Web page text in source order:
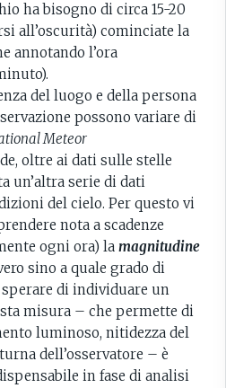
ha bisogno di circa 15-20
all’oscurità) cominciate la
annotando l’ora
del luogo e della persona
possono variare di
Meteor
oltre ai dati sulle stelle
un’altra serie di dati
del cielo. Per questo vi
nota a scadenze
ogni ora) la magnitudine
sino a quale grado di
di individuare un
misura – che permette di
luminoso, nitidezza del
dell’osservatore – è
in fase di analisi